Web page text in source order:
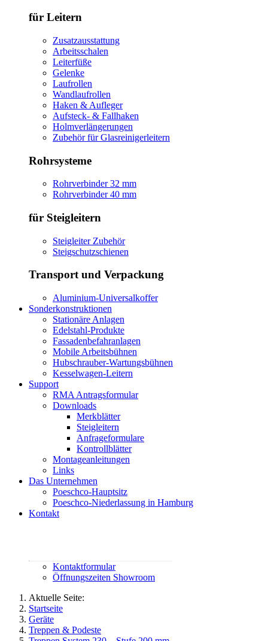
für Leitern
Zusatzausstattung
Arbeitsschalen
Leiterfüße
Gelenke
Laufrollen
Wandlaufrollen
Haken & Aufleger
Aufsteck- & Fallhaken
Holmverlängerungen
Zubehör für Glasreinigerleitern
Rohrsysteme
Rohrverbinder 32 mm
Rohrverbinder 40 mm
für Steigleitern
Steigleiter Zubehör
Steigschutzschienen
Transport und Verpackung
Aluminium-Universalkoffer
Sonderkonstruktionen
Stationäre Anlagen
Edelstahl-Produkte
Fassadenbefahranlagen
Mobile Arbeitsbühnen
Hubschrauber-Wartungsbühnen
Kesselwagen-Leitern
Support
RMA Antragsformular
Downloads
Merkblätter
Steigleitern
Anfrageformulare
Kontrollblätter
Montageanleitungen
Links
Das Unternehmen
Poeschco-Hauptsitz
Poeschco-Niederlassung in Hamburg
Kontakt
Kontaktformular
Öffnungszeiten Showroom
Aktuelle Seite:
Startseite
Geräte
Treppen & Podeste